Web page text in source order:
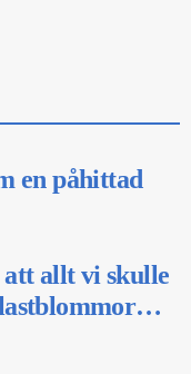
en påhittad
att allt vi skulle